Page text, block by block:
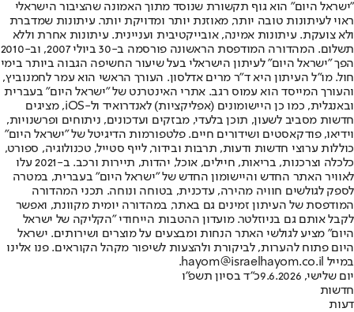
"ישראל היום" הוא גוף תקשורת שנוסד מתוך האמונה שהציבור הישראלי
ראוי לעיתונות טובה יותר, מאוזנת יותר ומדויקת יותר. עיתונות שמדברת
ולא צועקת. עיתונות אמינה, אובייקטיבית ועניינית. עיתונות אחרת וללא
תשלום. המהדורה המודפסת הראשונה פורסמה ב-30 ביולי 2007, וב-2010
הפך "ישראל היום" לעיתון הישראלי בעל שיעור החשיפה הגבוה ביותר בימי
חול. מו"ל העיתון היא ד"ר מרים אדלסון. העורך הראשי הוא עמר לחמנוביץ,
והעורך המייסד הוא עמוס רגב. אתרי האינטרנט של "ישראל היום" בעברית
ובאנגלית, כמו כן היישומונים (אפליקציות) לאנדרואיד ול-iOS, מציגים
חדשות מסביב לשעון, תוכן בלעדי, מבזקים ועדכונים, ניתוחים ופרשנויות,
וידיאו, פודקאסטים ושידורים חיים. פלטפורמות הדיגיטל של "ישראל היום"
כוללות ערוצי חדשות ודעות, תרבות ובידור, לייף סטייל, טכנולוגיה, ספורט,
כלכלה וצרכנות, בריאות, חיילים, אוכל, יהדות, תיירות ורכב. ב-2021 עלו
לאוויר האתר החדש והיישומון החדש של "ישראל היום" בעברית, במטרה
לספק לגולשים חוויה מהירה, עדכנית, בטוחה ונוחה. תכני המהדורה
המודפסת של העיתון זמינים גם באתר, במהדורה יומית מקוונת, ואפשר
לקבל אותם גם בניוזלטר. מועדון ההטבות הייחודי "הקליקה של ישראל
היום" מציע לגולשי האתר הנחות ומבצעים על מוצרים ושירותים. ישראל
היום פתוח להערות, לביקורת ולהצעות לשיפור מקהל הקוראים. פנו אלינו
במייל hayom@israelhayom.co.il.
יום שלישי, 9.6.2026
כ"ד בסיון תשפ"ו
חדשות
דעות